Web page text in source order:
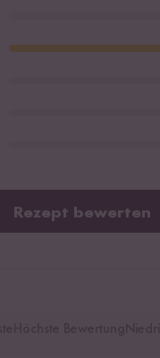
Rezept bewerten